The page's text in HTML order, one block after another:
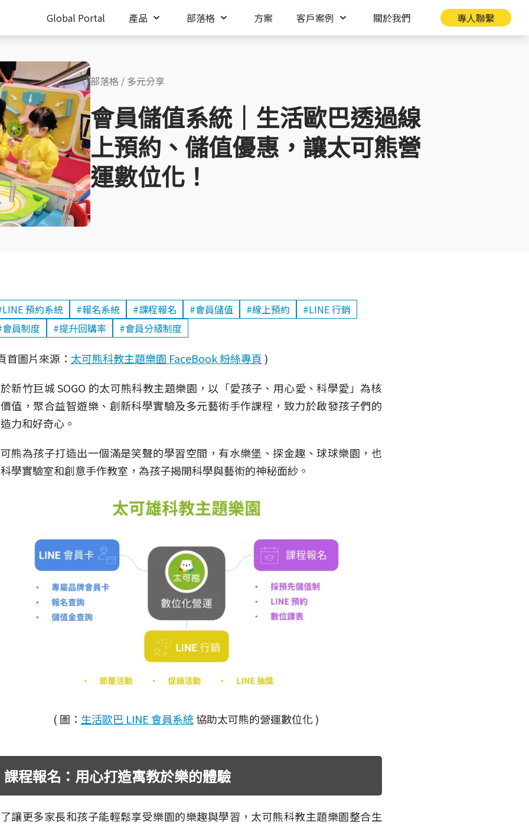
Global Portal 產品 部落格 方案 客戶案例 關於我們 專人聯繫
部落格 / 多元分享
會員儲值系統｜生活歐巴透過線
上預約、儲值優惠，讓太可熊營
運數位化！
預約系統 #報名系統 #課程報名 #會員儲值 #線上預約
#LINE 行銷
員制度
#提升回購率 #會員分級制度
首圖片來源： 太可熊科教主題樂園 FaceBook 粉絲專頁 )
新竹巨城 SOGO 的太可熊科教主題樂園，以「愛孩子、用心愛、科學愛」為核
值，聚合益智遊樂、創新科學實驗及多元藝術手作課程，致力於啟發孩子們的
力和好奇心。
熊為孩子打造出一個滿是笑聲的學習空間，有水樂堡、探金趣、球球樂園，也
學實驗室和創意手作教室，為孩子揭開科學與藝術的神秘面紗。
( 圖： 生活歐巴 LINE 會員系統協助太可熊的營運數位化 )
課程報名：用心打造寓教於樂的體驗
讓更多家長和孩子能輕鬆享受樂園的樂趣與學習，太可熊科教主題樂園整合生